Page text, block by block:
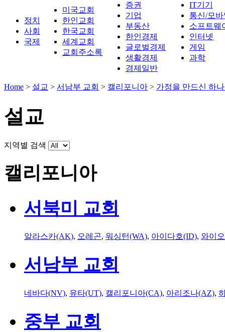
정치
사회
국제
미국교회
한인교회
한국교회
세계교회
교회주소록
증권
기업
부동산
한인경제
글로벌경제
생활경제
경제일반
IT기기
통신/모
소프트웨
인터넷
게임
과학
Home > 설교 > 서남부 교회 > 캘리포니아 > 가정을 만드신
설교
지역별 검색
캘리포니아
서북미 교회
알라스카(AK), 오레곤, 워싱턴(WA), 아이다호(ID), 와이
서남부 교회
네바다(NV), 유타(UT), 캘리포니아(CA), 아리조나(AZ),
중부 교회